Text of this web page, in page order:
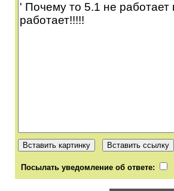
Посылать уведомление об ответе: